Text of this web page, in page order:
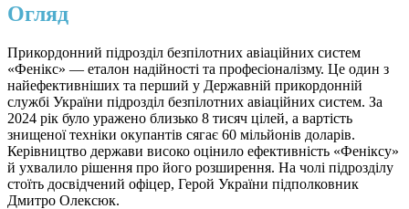
Огляд
Прикордонний підрозділ безпілотних авіаційних систем
«Фенікс» — еталон надійності та професіоналізму. Це один з
найефективніших та перший у Державній прикордонній
службі України підрозділ безпілотних авіаційних систем. За
2024 рік було уражено близько 8 тисяч цілей, а вартість
знищеної техніки окупантів сягає 60 мільйонів доларів.
Керівництво держави високо оцінило ефективність «Феніксу»
й ухвалило рішення про його розширення. На чолі підрозділу
стоїть досвідчений офіцер, Герой України підполковник
Дмитро Олексюк.